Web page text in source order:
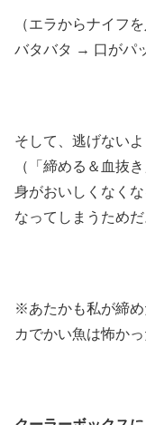
（エラからナイフ
バタバタ → 口がパ
そして、逃げないよ
（「締める＆血抜
身がおいしくなく
なってしまうためだ
※あたかも私が締
カでかい魚は怖か